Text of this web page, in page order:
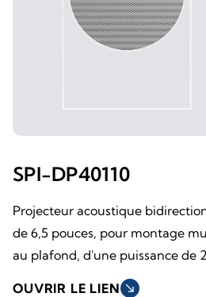
SPI-DP40110
Projecteur acoustique
de 6,5 pouces, pour montage
au plafond, d'une puissance de
OUVRIR LE LIEN south_east